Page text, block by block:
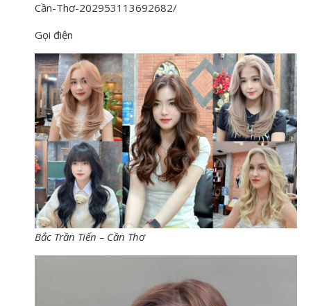
Cần-Thơ-202953113692682/
Gọi điện
Bắc Trần Tiến – Cần Thơ